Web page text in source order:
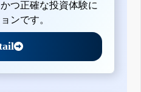
つ正確な投資体験に
ンです。